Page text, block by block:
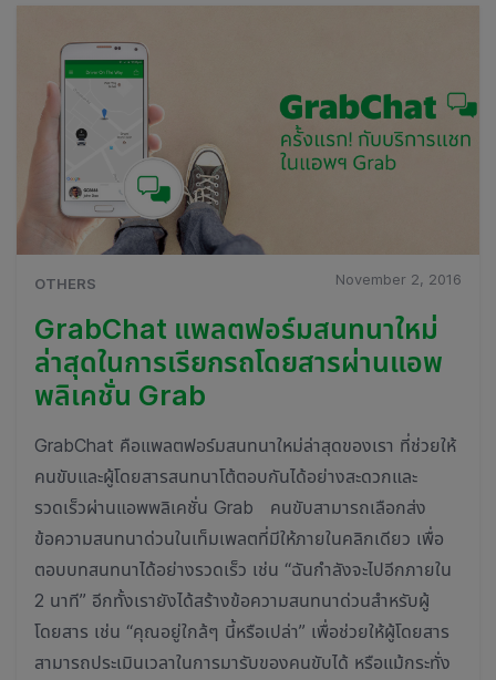
OTHERS November 2, 2016
GrabChat แพลตฟอร์มสนทนาใหม่
ล่าสุดในการเรียกรถโดยสารผ่านแอพ
พลิเคชั่น Grab
GrabChat คือแพลตฟอร์มสนทนาใหม่ล่าสุดของเรา ที่ช่วยให้
คนขับและผู้โดยสารสนทนาโต้ตอบกันได้อย่างสะดวกและ
รวดเร็วผ่านแอพพลิเคชั่น Grab คนขับสามารถเลือกส่ง
ข้อความสนทนาด่วนในเท็มเพลตที่มีให้ภายในคลิกเดียว เพื่อ
ตอบบทสนทนาได้อย่างรวดเร็ว เช่น “ฉันกำลังจะไปอีกภายใน
2 นาที” อีกทั้งเรายังได้สร้างข้อความสนทนาด่วนสำหรับผู้
โดยสาร เช่น “คุณอยู่ใกล้ๆ นี้หรือเปล่า” เพื่อช่วยให้ผู้โดยสาร
สามารถประเมินเวลาในการมารับของคนขับได้ หรือแม้กระทั่ง